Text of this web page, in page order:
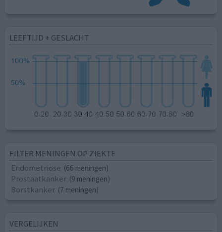
LEEFTIJD + GESLACHT
FILTER MENINGEN OP ZIEKTE
Endometriose (66 meningen)
Prostaatkanker (9 meningen)
Borstkanker (7 meningen)
VERGELIJKEN